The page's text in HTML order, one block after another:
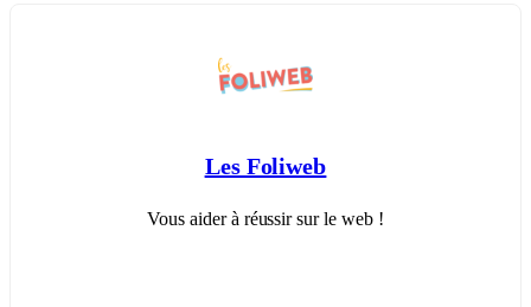
Les Foliweb
Vous aider à réussir sur le web !